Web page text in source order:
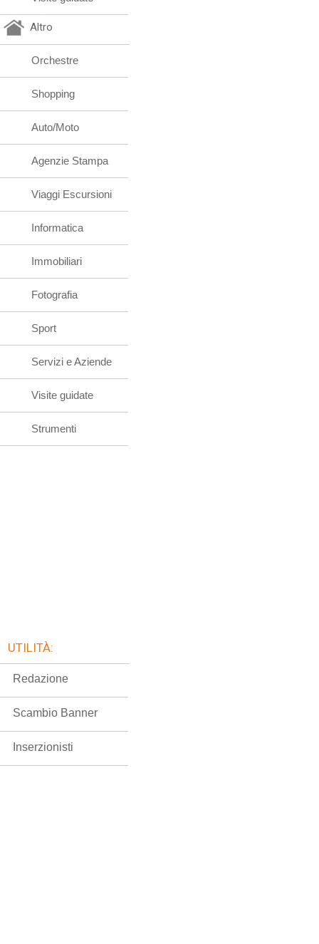
Altro
Orchestre
Shopping
Auto/Moto
Agenzie Stampa
Viaggi Escursioni
Informatica
Immobiliari
Fotografia
Sport
Servizi e Aziende
Visite guidate
Strumenti
UTILITÀ:
Redazione
Scambio Banner
Inserzionisti